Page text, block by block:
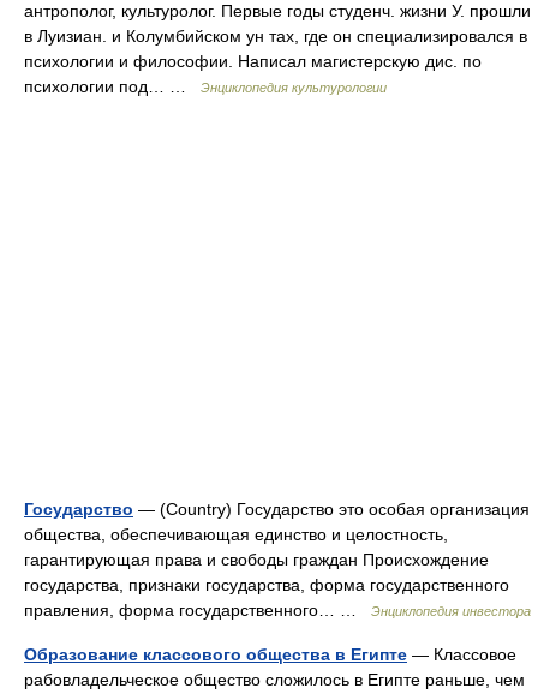
антрополог, культуролог. Первые годы студенч. жизни У. прошли
в Луизиан. и Колумбийском ун тах, где он специализировался в
психологии и философии. Написал магистерскую дис. по
психологии под… …
Энциклопедия культурологии
Государство — (Country) Государство это особая организация
общества, обеспечивающая единство и целостность,
гарантирующая права и свободы граждан Происхождение
государства, признаки государства, форма государственного
правления, форма государственного… …
Энциклопедия инвестора
Образование классового общества в Египте — Классовое
рабовладельческое общество сложилось в Египте раньше, чем